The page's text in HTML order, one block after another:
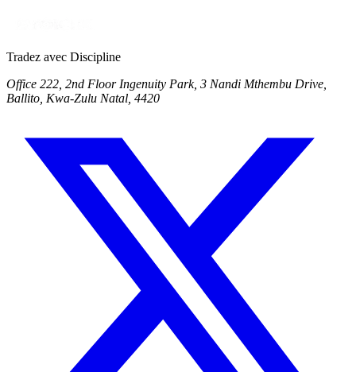
Tradez avec Discipline
Office 222, 2nd Floor Ingenuity Park, 3 Nandi Mthembu Drive,
Ballito, Kwa-Zulu Natal, 4420